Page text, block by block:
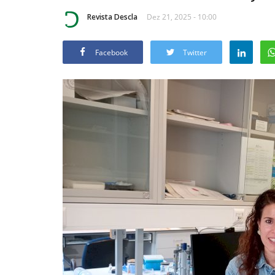
Revista Descla Dez 21, 2025 - 10:00
Facebook Twitter